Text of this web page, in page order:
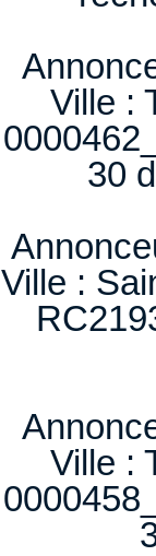
Ville :
30
Ville :
Ville :